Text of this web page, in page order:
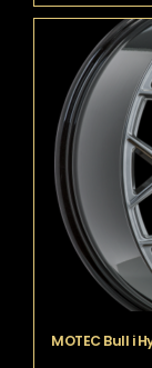
MOTEC Bull i